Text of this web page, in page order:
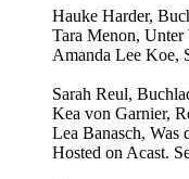
Hauke Harder,
Tara Menon, Unter
Amanda Lee Koe,
Sarah Reul,
Kea von Garnier,
Lea Banasch, Was
Hosted on Acast.